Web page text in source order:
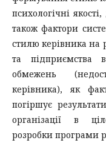
психологічні
також фактори
стилю керівника на
та підприємства
обмежень
керівника), як
погіршує
організації в
розробки програми